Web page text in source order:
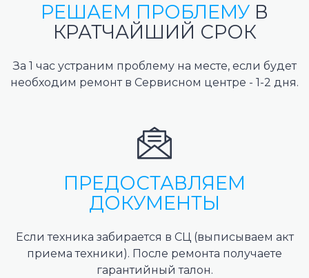
РЕШАЕМ ПРОБЛЕМУ В
КРАТЧАЙШИЙ СРОК
За 1 час устраним проблему на месте, если будет
необходим ремонт в Сервисном центре - 1-2 дня.
ПРЕДОСТАВЛЯЕМ
ДОКУМЕНТЫ
Если техника забирается в СЦ (выписываем акт
приема техники). После ремонта получаете
гарантийный талон.